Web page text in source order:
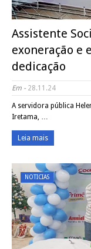
Assistente
exoneração e
dedicação
Em - 28.11.24
A servidora pública
Iretama, …
Leia mais
NOTICIAS